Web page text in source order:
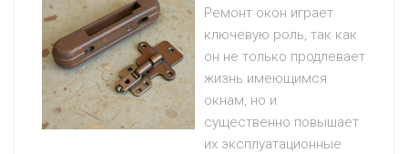
Ремонт окон играет
ключевую роль, так как
он не только продлевает
жизнь имеющимся
окнам, но и
существенно повышает
их эксплуатационные